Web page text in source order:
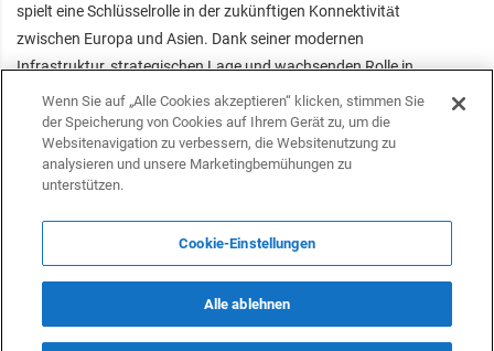
spielt eine Schlüsselrolle in der zukünftigen Konnektivität
zwischen Europa und Asien. Dank seiner modernen
Infrastruktur, strategischen Lage und wachsenden Rolle in
der regionalen Logistik gilt es als der modernste
Verkehrsknotenpunkt im Südkaukasus. In unsicheren
Zeiten bietet der Mittlere Korridor durch Aserbaidschan eine
sichere, stabile und zukunftsweisende Route nach Osten.
Folgen Sie uns auf Telegram
Folgen Sie uns auf Facebook
Wenn Sie auf „Alle Cookies akzeptieren“ klicken, stimmen Sie
der Speicherung von Cookies auf Ihrem Gerät zu, um die
Websitenavigation zu verbessern, die Websitenutzung zu
analysieren und unsere Marketingbemühungen zu
unterstützen.
Cookie-Einstellungen
Alle ablehnen